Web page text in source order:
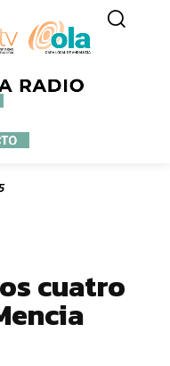
cuatro